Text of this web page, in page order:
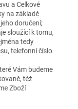
a Celkové
na základě
doručení;
sloužící k tomu,
tedy
telefonní číslo
Vám budeme
též
Zboží